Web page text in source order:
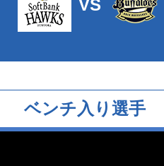
VS
ベンチ入り選手